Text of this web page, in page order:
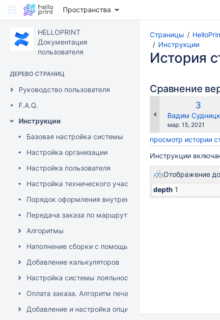
Пространства
HELLOPRINT
Документация
пользователя
ДЕРЕВО СТРАНИЦ
Руководство пользователя
F.A.Q.
Инструкции
Базовая настройка системы
Настройка организации
Настройка пользователя
Настройка технического участка
Порядок оформления внутренней заявки
Передача заказа по маршруту
Алгоритмы
Наполнение сборки с помощью XLS документов (MS
Добавление калькуляторов
Настройка системы лояльности
Оплата заказа. Алгоритм печати чеков "Аванс" и
Добавление и настройка опций калькуляторов
Страницы
Инструкции
История
Сравнение
3
Вадим
Сохранено
мар. 15, 2021
просмотр истории
Инструкции
Отображение
depth 1